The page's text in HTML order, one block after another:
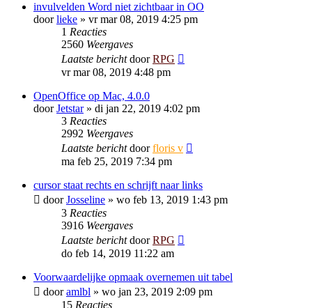
invulvelden Word niet zichtbaar in OO
doorlieke » vr mar 08, 2019 4:25 pm
1 Reacties
2560 Weergaves
Laatste berichtdoorRPG
vr mar 08, 2019 4:48 pm
OpenOffice op Mac, 4.0.0
doorJetstar» di jan 22, 2019 4:02 pm
3 Reacties
2992 Weergaves
Laatste berichtdoorfloris v
ma feb 25, 2019 7:34 pm
cursor staat rechts en schrijft naar links
doorJosseline » wo feb 13, 2019 1:43 pm
3 Reacties
3916 Weergaves
Laatste berichtdoorRPG
do feb 14, 2019 11:22 am
Voorwaardelijke opmaak overnemen uit tabel
dooramlbl » wo jan 23, 2019 2:09 pm
15 Reacties